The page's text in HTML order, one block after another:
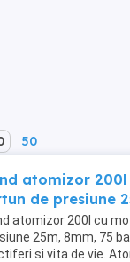
50
atomizor
de presiune
atomizor 200l cu
25m, 8mm, 75
si vita de vie.